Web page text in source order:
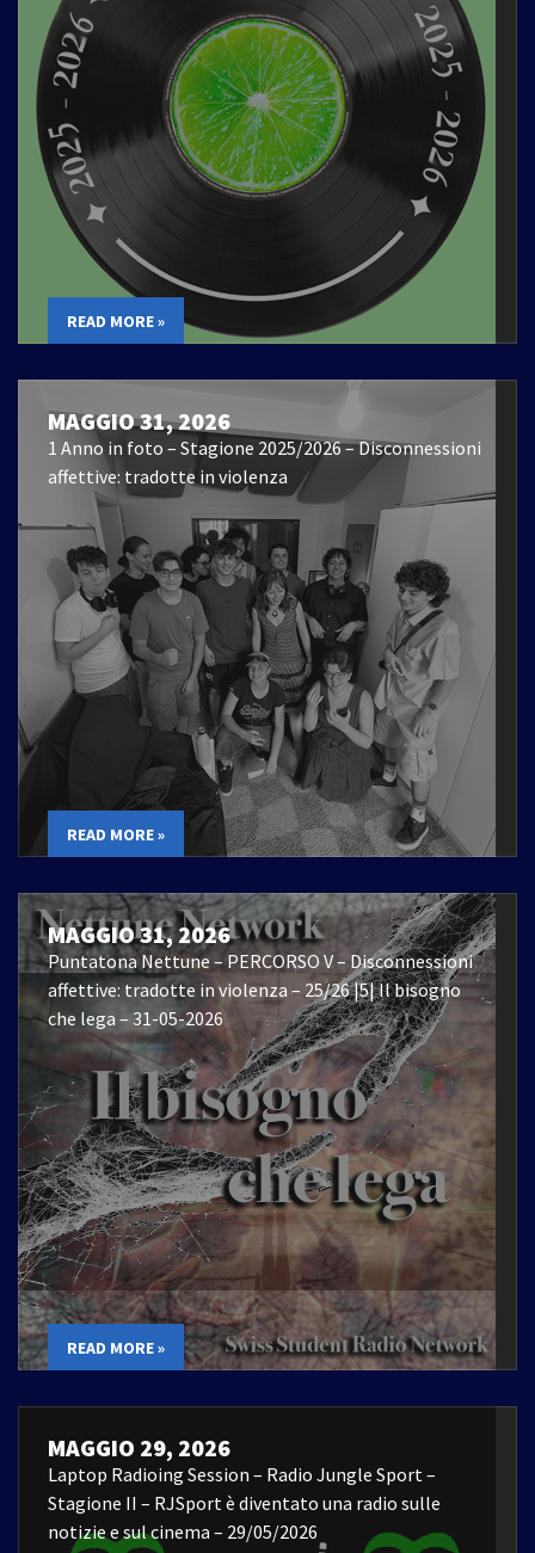
READ MORE »
MAGGIO 31, 2026
1 Anno in foto – Stagione 2025/2026 – Disconnessioni
affettive: tradotte in violenza
READ MORE »
MAGGIO 31, 2026
Puntatona Nettune – PERCORSO V – Disconnessioni
affettive: tradotte in violenza – 25/26 |5| Il bisogno
che lega – 31-05-2026
READ MORE »
MAGGIO 29, 2026
Laptop Radioing Session – Radio Jungle Sport –
Stagione II – RJSport è diventato una radio sulle
notizie e sul cinema – 29/05/2026